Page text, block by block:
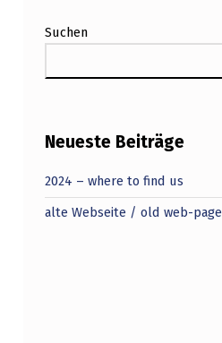
Suchen
Neueste Beiträge
2024 – where to find us
alte Webseite / old web-page